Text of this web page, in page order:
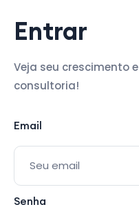
Entrar
Veja seu crescimento
consultoria!
Email
Senha